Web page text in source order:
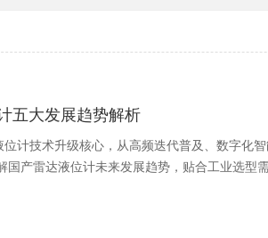
五大发展趋势解析
计技术升级核心，从高频迭代普及、数字化
产雷达液位计未来发展趋势，贴合工业选型